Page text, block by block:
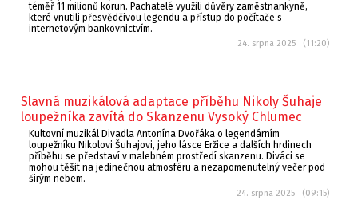
téměř 11 milionů korun. Pachatelé využili důvěry zaměstnankyně,
které vnutili přesvědčivou legendu a přístup do počítače s
internetovým bankovnictvím.
24. srpna 2025 (11:20)
Slavná muzikálová adaptace příběhu Nikoly Šuhaje
loupežníka zavítá do Skanzenu Vysoký Chlumec
Kultovní muzikál Divadla Antonína Dvořáka o legendárním
loupežníku Nikolovi Šuhajovi, jeho lásce Eržice a dalších hrdinech
příběhu se představí v malebném prostředí skanzenu. Diváci se
mohou těšit na jedinečnou atmosféru a nezapomenutelný večer pod
širým nebem.
24. srpna 2025 (09:15)